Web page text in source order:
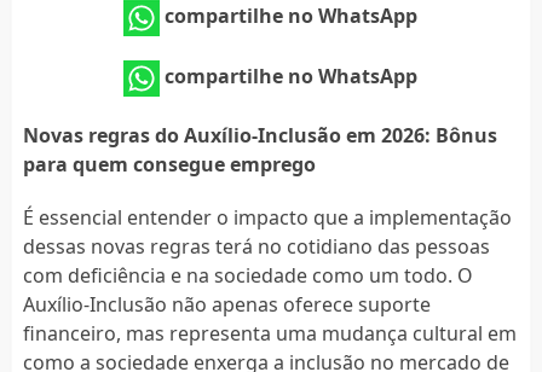
compartilhe no WhatsApp
compartilhe no WhatsApp
Novas regras do Auxílio-Inclusão em 2026: Bônus
para quem consegue emprego
É essencial entender o impacto que a implementação
dessas novas regras terá no cotidiano das pessoas
com deficiência e na sociedade como um todo. O
Auxílio-Inclusão não apenas oferece suporte
financeiro, mas representa uma mudança cultural em
como a sociedade enxerga a inclusão no mercado de